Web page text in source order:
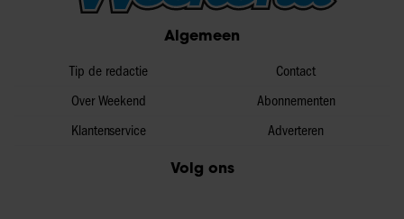
Algemeen
Tip de redactie
Over Weekend
Klantenservice
Contact
Abonnementen
Adverteren
Volg ons